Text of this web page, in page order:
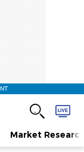
Market Research